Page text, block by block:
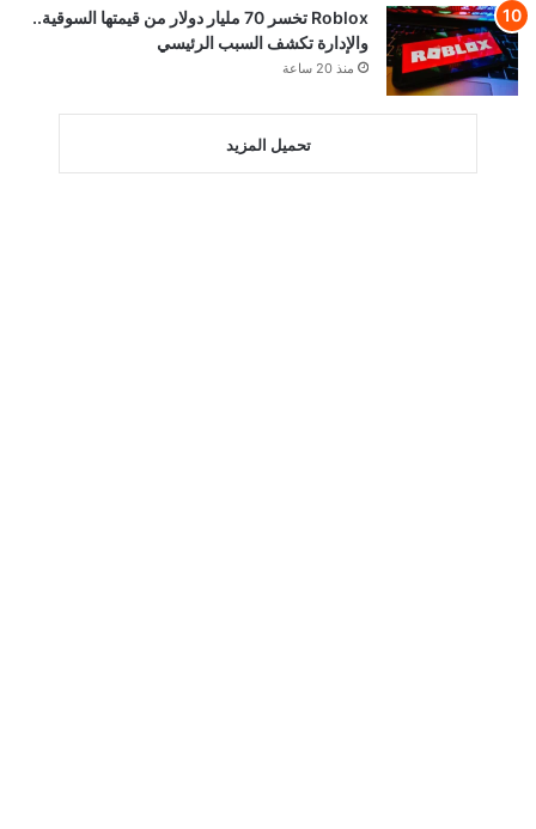
Roblox تخسر 70 مليار دولار من قيمتها السوقية..
والإدارة تكشف السبب الرئيسي
منذ 20 ساعة
تحميل المزيد